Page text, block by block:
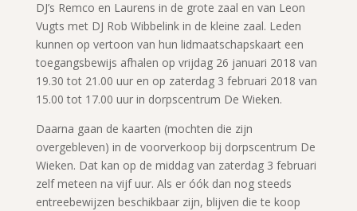
DJ’s Remco en Laurens in de grote zaal en van Leon
Vugts met DJ Rob Wibbelink in de kleine zaal. Leden
kunnen op vertoon van hun lidmaatschapskaart een
toegangsbewijs afhalen op vrijdag 26 januari 2018 van
19.30 tot 21.00 uur en op zaterdag 3 februari 2018 van
15.00 tot 17.00 uur in dorpscentrum De Wieken.
Daarna gaan de kaarten (mochten die zijn
overgebleven) in de voorverkoop bij dorpscentrum De
Wieken. Dat kan op de middag van zaterdag 3 februari
zelf meteen na vijf uur. Als er óók dan nog steeds
entreebewijzen beschikbaar zijn, blijven die te koop